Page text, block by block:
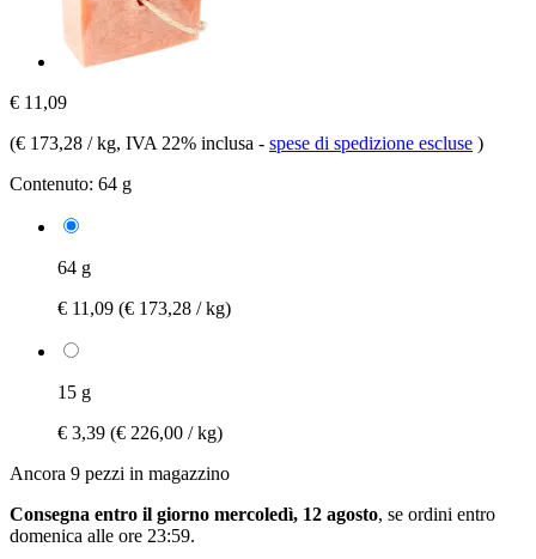
€ 11,09
(€ 173,28 / kg, IVA 22% inclusa - spese di spedizione escluse )
Contenuto: 64 g
64 g
€ 11,09 (€ 173,28 / kg)
15 g
€ 3,39 (€ 226,00 / kg)
Ancora 9 pezzi in magazzino
Consegna entro il giorno mercoledì, 12 agosto, se ordini entro
domenica alle ore 23:59.